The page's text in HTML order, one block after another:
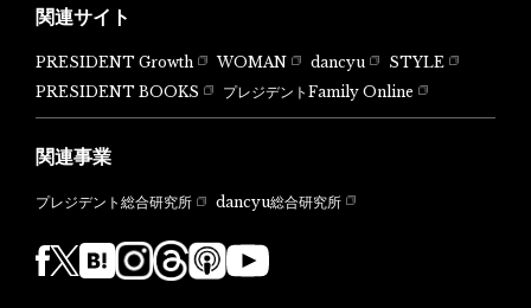
関連サイト
PRESIDENT Growth WOMAN dancyu
STYLE
PRESIDENT BOOKS
プレジデントFamily Online
関連事業
プレジデント総合研究所 dancyu総合研究所